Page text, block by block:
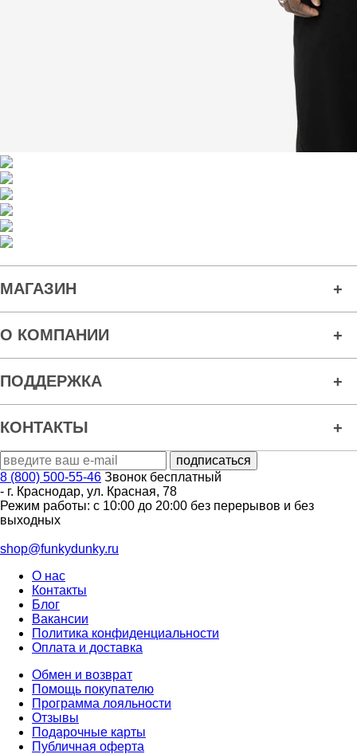
МАГАЗИН
О КОМПАНИИ
ПОДДЕРЖКА
КОНТАКТЫ
8 (800) 500-55-46 Звонок бесплатный
- г. Краснодар, ул. Красная, 78
Режим работы: с 10:00 до 20:00 без перерывов и без
выходных
shop@funkydunky.ru
О нас
Контакты
Блог
Вакансии
Политика конфиденциальности
Оплата и доставка
Обмен и возврат
Помощь покупателю
Программа лояльности
Отзывы
Подарочные карты
Публичная оферта